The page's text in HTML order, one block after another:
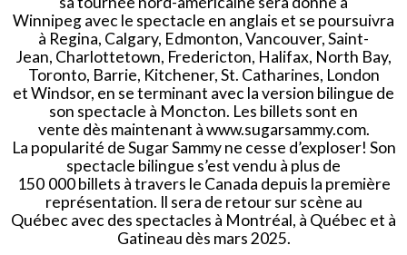
Winnipeg avec le spectacle en anglais et se poursuivra
à Regina, Calgary, Edmonton, Vancouver, Saint-
Jean, Charlottetown, Fredericton, Halifax, North Bay,
Toronto, Barrie, Kitchener, St. Catharines, London
et Windsor, en se terminant avec la version bilingue de
son spectacle à Moncton. Les billets sont en
vente dès maintenant à www.sugarsammy.com.
La popularité de Sugar Sammy ne cesse d’exploser! Son
spectacle bilingue s’est vendu à plus de
150 000 billets à travers le Canada depuis la première
représentation. Il sera de retour sur scène au
Québec avec des spectacles à Montréal, à Québec et à
Gatineau dès mars 2025.